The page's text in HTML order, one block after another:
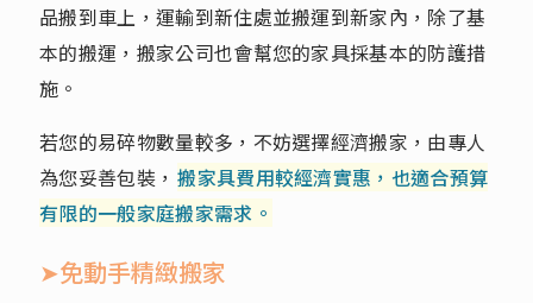
品搬到車上，運輸到新住處並搬運到新家內，除了基
本的搬運，搬家公司也會幫您的家具採基本的防護措
施。
若您的易碎物數量較多，不妨選擇經濟搬家，由專人
為您妥善包裝， 搬家具費用較經濟實惠，也適合預算
有限的一般家庭搬家需求。
➤免動手精緻搬家